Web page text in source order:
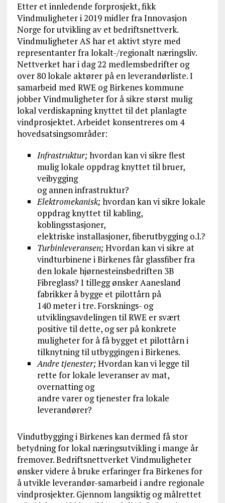
Etter et innledende forprosjekt, fikk
Vindmuligheter i 2019 midler fra Innovasjon
Norge for utvikling av et bedriftsnettverk.
Vindmuligheter AS har et aktivt styre med
representanter fra lokalt-/regionalt næringsliv.
Nettverket har i dag 22 medlemsbedrifter og
over 80 lokale aktører på en leverandørliste. I
samarbeid med RWE og Birkenes kommune
jobber Vindmuligheter for å sikre størst mulig
lokal verdiskapning knyttet til det planlagte
vindprosjektet. Arbeidet konsentreres om 4
hovedsatsingsområder:
Infrastruktur;hvordan kan vi sikre flest
mulig lokale oppdrag knyttet til bruer,
veibygging
og annen infrastruktur?
Elektromekanisk;hvordan kan vi sikre lokale
oppdrag knyttet til kabling,
koblingsstasjoner,
elektriske installasjoner, fiberutbygging o.l.?
Turbinleveransen;Hvordan kan vi sikre at
vindturbinene i Birkenes får glassfiber fra
den lokale hjørnesteinsbedriften 3B
Fibreglass? I tillegg ønsker Aanesland
fabrikker å bygge et pilottårn på
140 meter i tre. Forsknings- og
utviklingsavdelingen til RWE er svært
positive til dette, og ser på konkrete
muligheter for å få bygget et pilottårn i
tilknytning til utbyggingen i Birkenes.
Andre tjenester;Hvordan kan vi legge til
rette for lokale leveranser av mat,
overnatting og
andre varer og tjenester fra lokale
leverandører?
Vindutbygging i Birkenes kan dermed få stor
betydning for lokal næringsutvikling i mange år
fremover. Bedriftsnettverket Vindmuligheter
ønsker videre å bruke erfaringer fra Birkenes for
å utvikle leverandør-samarbeid i andre regionale
vindprosjekter. Gjennom langsiktig og målrettet